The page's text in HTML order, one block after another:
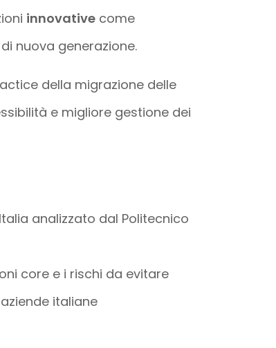
innovativecome
nuova generazione.
della migrazione delle
e migliore gestione dei
analizzato dal Politecnico
core e i rischi da evitare
italiane